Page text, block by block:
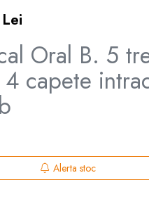
Oral B. 5
capete
Alerta stoc